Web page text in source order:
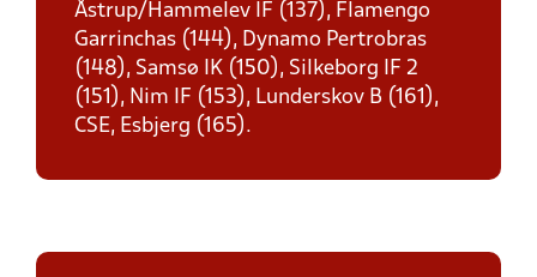
Åstrup/Hammelev IF (137), Flamengo
Garrinchas (144), Dynamo Pertrobras
(148), Samsø IK (150), Silkeborg IF 2
(151), Nim IF (153), Lunderskov B (161),
CSE, Esbjerg (165).